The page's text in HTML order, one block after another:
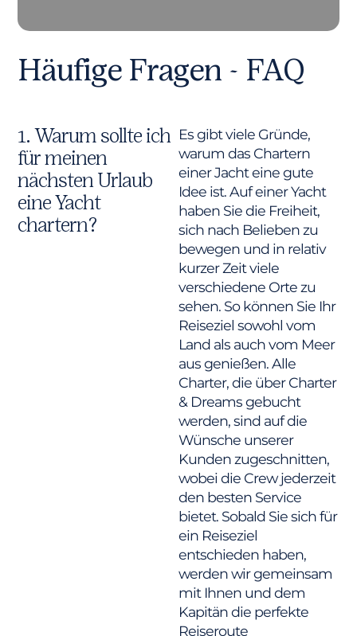
Häufige Fragen - FAQ
1. Warum sollte ich
für meinen
nächsten Urlaub
eine Yacht
chartern?
Es gibt viele Gründe,
warum das Chartern
einer Jacht eine gute
Idee ist. Auf einer Yacht
haben Sie die Freiheit,
sich nach Belieben zu
bewegen und in relativ
kurzer Zeit viele
verschiedene Orte zu
sehen. So können Sie Ihr
Reiseziel sowohl vom
Land als auch vom Meer
aus genießen. Alle
Charter, die über Charter
& Dreams gebucht
werden, sind auf die
Wünsche unserer
Kunden zugeschnitten,
wobei die Crew jederzeit
den besten Service
bietet. Sobald Sie sich für
ein Reiseziel
entschieden haben,
werden wir gemeinsam
mit Ihnen und dem
Kapitän die perfekte
Reiseroute